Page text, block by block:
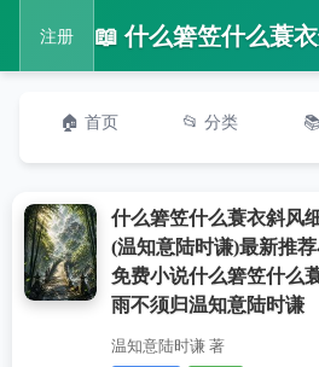
注册
🏠 首页 📂 分类
什么箬笠什么蓑衣斜风
(温知意陆时谦)最新推
免费小说什么箬笠什么
雨不须归温知意陆时谦
温知意陆时谦 著